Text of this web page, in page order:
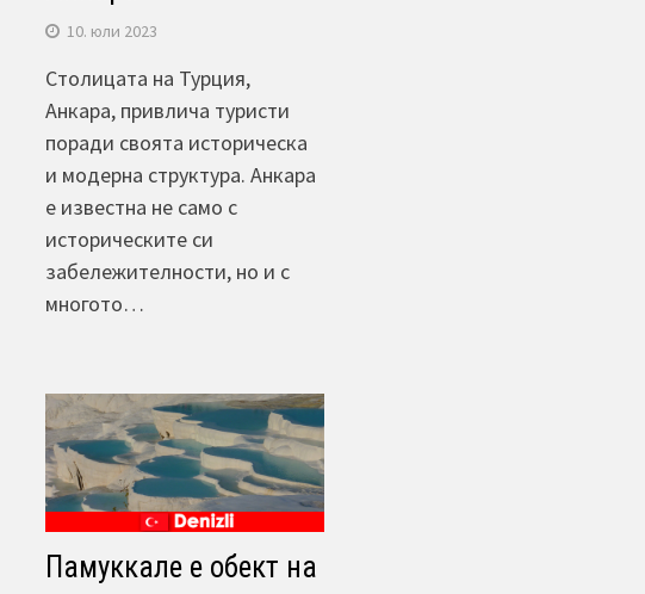
10. юли 2023
Столицата на Турция,
Анкара, привлича туристи
поради своята историческа
и модерна структура. Анкара
е известна не само с
историческите си
забележителности, но и с
многото…
Памуккале е обект на